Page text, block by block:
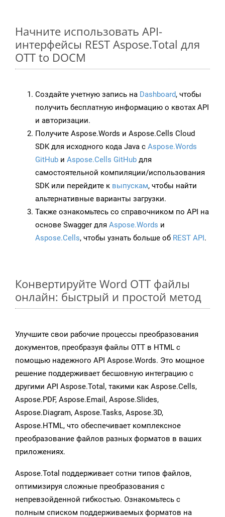
Начните использовать API-
интерфейсы REST Aspose.Total для
OTT to DOCM
Создайте учетную запись на Dashboard, чтобы
получить бесплатную информацию о квотах API
и авторизации.
Получите Aspose.Words и Aspose.Cells Cloud
SDK для исходного кода Java с Aspose.Words
GitHub и Aspose.Cells GitHub для
самостоятельной компиляции/использования
SDK или перейдите к выпускам, чтобы найти
альтернативные варианты загрузки.
Также ознакомьтесь со справочником по API на
основе Swagger для Aspose.Words и
Aspose.Cells, чтобы узнать больше об REST API.
Конвертируйте Word OTT файлы
онлайн: быстрый и простой метод
Улучшите свои рабочие процессы преобразования
документов, преобразуя файлы OTT в HTML с
помощью надежного API Aspose.Words. Это мощное
решение поддерживает бесшовную интеграцию с
другими API Aspose.Total, такими как Aspose.Cells,
Aspose.PDF, Aspose.Email, Aspose.Slides,
Aspose.Diagram, Aspose.Tasks, Aspose.3D,
Aspose.HTML, что обеспечивает комплексное
преобразование файлов разных форматов в ваших
приложениях.
Aspose.Total поддерживает сотни типов файлов,
оптимизируя сложные преобразования с
непревзойденной гибкостью. Ознакомьтесь с
полным списком поддерживаемых форматов на